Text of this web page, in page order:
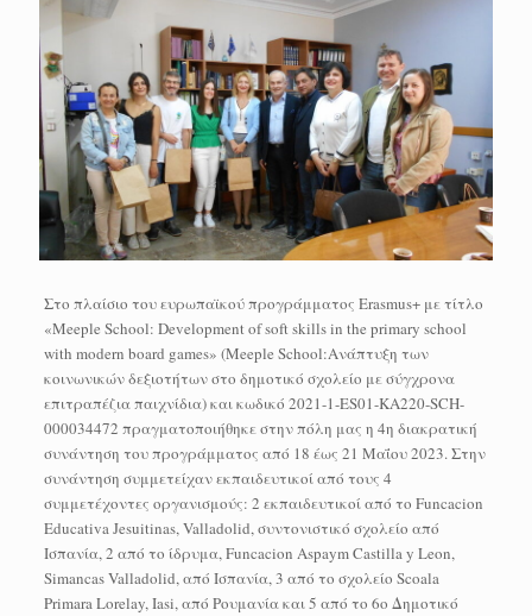
Στο πλαίσιο του ευρωπαϊκού προγράμματος Erasmus+ με τίτλο
«Meeple School: Development of soft skills in the primary school
with modern board games» (Meeple School:Ανάπτυξη των
κοινωνικών δεξιοτήτων στο δημοτικό σχολείο με σύγχρονα
επιτραπέζια παιχνίδια) και κωδικό 2021-1-ES01-KA220-SCH-
000034472 πραγματοποιήθηκε στην πόλη μας η 4η διακρατική
συνάντηση του προγράμματος από 18 έως 21 Μαΐου 2023. Στην
συνάντηση συμμετείχαν εκπαιδευτικοί από τους 4
συμμετέχοντες οργανισμούς: 2 εκπαιδευτικοί από το Funcacion
Educativa Jesuitinas, Valladolid, συντονιστικό σχολείο από
Ισπανία, 2 από το ίδρυμα, Funcacion Aspaym Castilla y Leon,
Simancas Valladolid, από Ισπανία, 3 από το σχολείο Scoala
Primara Lorelay, Iasi, από Ρουμανία και 5 από το 6ο Δημοτικό